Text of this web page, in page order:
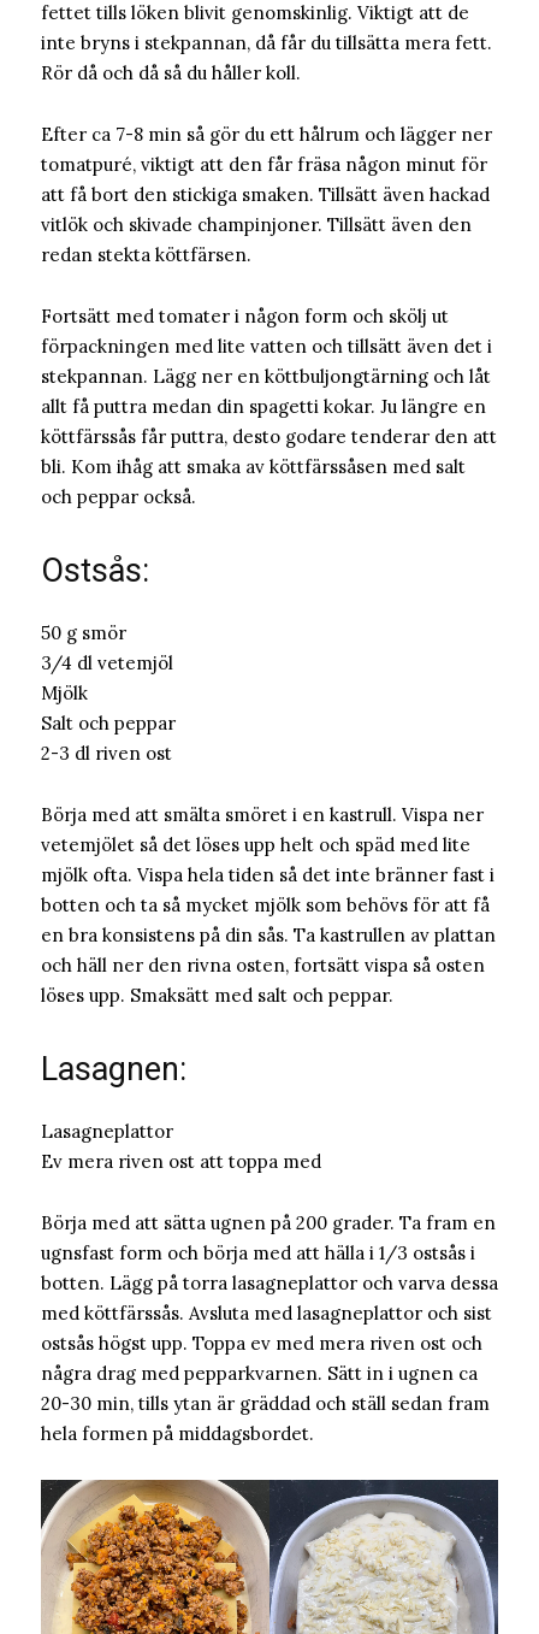
fettet tills löken blivit genomskinlig. Viktigt att de
inte bryns i stekpannan, då får du tillsätta mera fett.
Rör då och då så du håller koll.
Efter ca 7-8 min så gör du ett hålrum och lägger ner
tomatpuré, viktigt att den får fräsa någon minut för
att få bort den stickiga smaken. Tillsätt även hackad
vitlök och skivade champinjoner. Tillsätt även den
redan stekta köttfärsen.
Fortsätt med tomater i någon form och skölj ut
förpackningen med lite vatten och tillsätt även det i
stekpannan. Lägg ner en köttbuljongtärning och låt
allt få puttra medan din spagetti kokar. Ju längre en
köttfärssås får puttra, desto godare tenderar den att
bli. Kom ihåg att smaka av köttfärssåsen med salt
och peppar också.
Ostsås:
50 g smör
3/4 dl vetemjöl
Mjölk
Salt och peppar
2-3 dl riven ost
Börja med att smälta smöret i en kastrull. Vispa ner
vetemjölet så det löses upp helt och späd med lite
mjölk ofta. Vispa hela tiden så det inte bränner fast i
botten och ta så mycket mjölk som behövs för att få
en bra konsistens på din sås. Ta kastrullen av plattan
och häll ner den rivna osten, fortsätt vispa så osten
löses upp. Smaksätt med salt och peppar.
Lasagnen:
Lasagneplattor
Ev mera riven ost att toppa med
Börja med att sätta ugnen på 200 grader. Ta fram en
ugnsfast form och börja med att hälla i 1/3 ostsås i
botten. Lägg på torra lasagneplattor och varva dessa
med köttfärssås. Avsluta med lasagneplattor och sist
ostsås högst upp. Toppa ev med mera riven ost och
några drag med pepparkvarnen. Sätt in i ugnen ca
20-30 min, tills ytan är gräddad och ställ sedan fram
hela formen på middagsbordet.